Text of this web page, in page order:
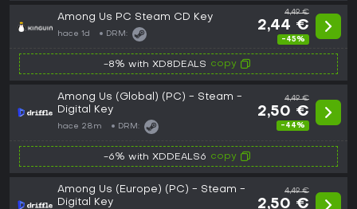
Among Us PC Steam CD Key
hace 1d DRM:
4,49 €
2,44 €
-45%
-8% with XD8DEALS copy
Among Us (Global) (PC) - Steam -
Digital Key
hace 28m DRM:
4,49 €
2,50 €
-44%
-6% with XDDEALS6 copy
Among Us (Europe) (PC) - Steam -
Digital Key
4,49 €
2,50 €